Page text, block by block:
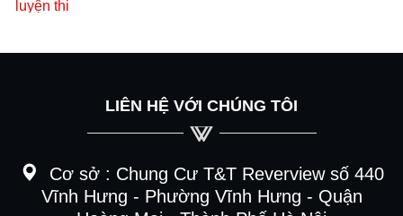
LIÊN HỆ VỚI CHÚNG TÔI
Cơ sở : Chung Cư T&T Reverview số 440
Vĩnh Hưng - Phường Vĩnh Hưng - Quận